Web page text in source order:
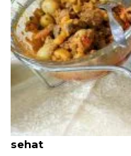
Transisi puasa ke
sehat